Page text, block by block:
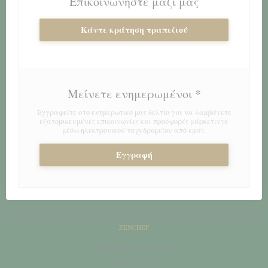
Κάντε κράτηση τραπεζιού
Μείνετε ενημερωμένοι *
Εγγραφείτε στο ενημερωτικό μας δελτίο για να λαμβάνετε
εξατομικευμένες επικοινωνίες και προσφορές μάρκετινγκ
μέσω ηλεκτρονικού ταχυδρομείου από εμάς.
Εγγραφή
ZENCHEF((ΑΝΟΊΓΕΙ ΣΕ ΝΈΟ ΠΑΡΆΘΥΡΟ))